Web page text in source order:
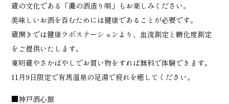
蔵の文化である「灘の酒造り唄」もお楽しみください。
美味しいお酒を吞むためには健康であることが必要です。
蔵開きでは健康ラボステーションより、血流測定と糖化度測定
をご提供いたします。
東明蔵やさかばやしでお買い物をすれば無料で体験できます。
11月9日限定で有馬温泉の足湯で疲れを癒してください。
■神戸酒心館